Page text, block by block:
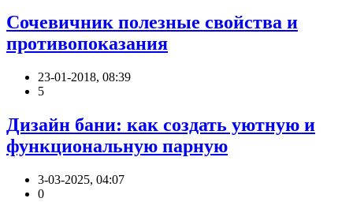
Сочевичник полезные свойства и
противопоказания
23-01-2018, 08:39
5
Дизайн бани: как создать уютную и
функциональную парную
3-03-2025, 04:07
0